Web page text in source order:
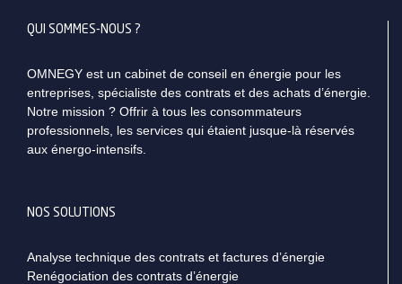
QUI SOMMES-NOUS ?
OMNEGY est un cabinet de conseil en énergie pour les
entreprises, spécialiste des contrats et des achats d’énergie.
Notre mission ? Offrir à tous les consommateurs
professionnels, les services qui étaient jusque-là réservés
aux énergo-intensifs.
NOS SOLUTIONS
Analyse technique des contrats et factures d’énergie
Renégociation des contrats d’énergie